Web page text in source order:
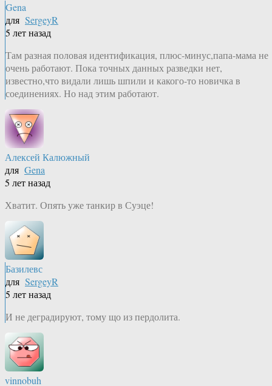
Gena
для SergeyR
5 лет назад
Там разная половая идентификация, плюс-минус,папа-мама не
очень работают. Пока точных данных разведки нет,
известно,что видали лишь шпили и какого-то новичка в
соединениях. Но над этим работают.
Алексей Калюжный
для Gena
5 лет назад
Хватит. Опять уже танкир в Суэце!
Базилевс
для SergeyR
5 лет назад
И не деградируют, тому що из пердолита.
vinnobuh